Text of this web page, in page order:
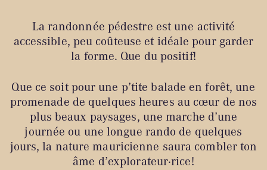
La randonnée pédestre est une activité
accessible, peu coûteuse et idéale pour garder
la forme. Que du positif!
Que ce soit pour une p’tite balade en forêt, une
promenade de quelques heures au cœur de nos
plus beaux paysages, une marche d’une
journée ou une longue rando de quelques
jours, la nature mauricienne saura combler ton
âme d’explorateur·rice!